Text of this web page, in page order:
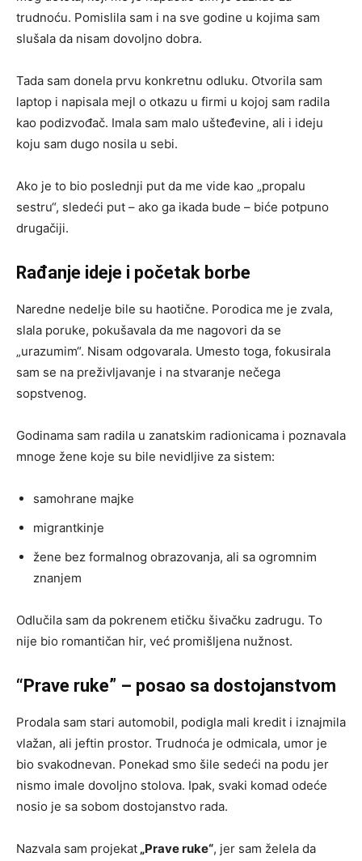
trudnoću. Pomislila sam i na sve godine u kojima sam
slušala da nisam dovoljno dobra.
Tada sam donela prvu konkretnu odluku. Otvorila sam
laptop i napisala mejl o otkazu u firmi u kojoj sam radila
kao podizvođač. Imala sam malo ušteđevine, ali i ideju
koju sam dugo nosila u sebi.
Ako je to bio poslednji put da me vide kao „propalu
sestru“, sledeći put – ako ga ikada bude – biće potpuno
drugačiji.
Rađanje ideje i početak borbe
Naredne nedelje bile su haotične. Porodica me je zvala,
slala poruke, pokušavala da me nagovori da se
„urazumim“. Nisam odgovarala. Umesto toga, fokusirala
sam se na preživljavanje i na stvaranje nečega
sopstvenog.
Godinama sam radila u zanatskim radionicama i poznavala
mnoge žene koje su bile nevidljive za sistem:
samohrane majke
migrantkinje
žene bez formalnog obrazovanja, ali sa ogromnim
znanjem
Odlučila sam da pokrenem etičku šivačku zadrugu. To
nije bio romantičan hir, već promišljena nužnost.
“Prave ruke” – posao sa dostojanstvom
Prodala sam stari automobil, podigla mali kredit i iznajmila
vlažan, ali jeftin prostor. Trudnoća je odmicala, umor je
bio svakodnevan. Ponekad smo šile sedeći na podu jer
nismo imale dovoljno stolova. Ipak, svaki komad odeće
nosio je sa sobom dostojanstvo rada.
Nazvala sam projekat „Prave ruke“, jer sam želela da